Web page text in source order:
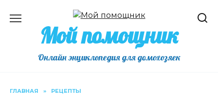
содержаниюМой помощник
Онлайн энциклопедия для домохозяек
ГЛАВНАЯ » РЕЦЕПТЫ